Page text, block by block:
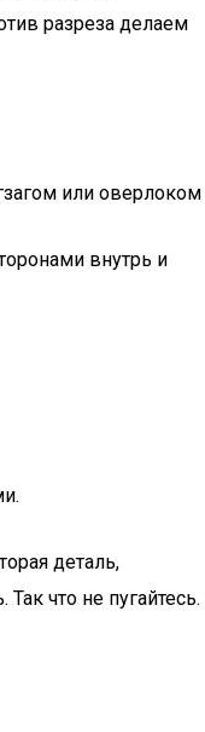
разреза делаем
или оверлоком
внутрь и
деталь,
что не пугайтесь.